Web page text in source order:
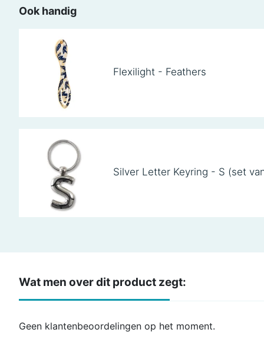
Ook handig
Flexilight - Feathers
Silver Letter Keyring - S (set
Wat men over dit product zegt:
Geen klantenbeoordelingen op het moment.